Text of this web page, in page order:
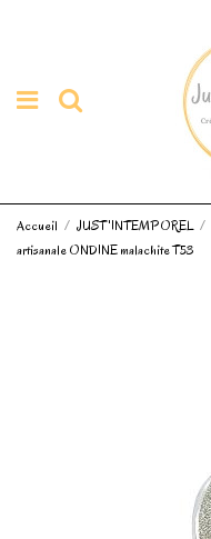
Accueil JUST'INTEMPOREL
artisanale ONDINE malachite T53